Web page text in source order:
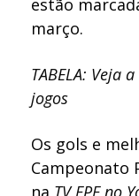
estão
março.
TABELA: Veja
jogos
Os gols e
Campeonato
na TV FPF no